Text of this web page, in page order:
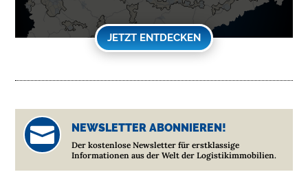
JETZT ENTDECKEN
 NEWSLETTER ABONNIEREN!
Der kostenlose Newsletter für erstklassige
Informationen aus der Welt der Logistikimmobilien.